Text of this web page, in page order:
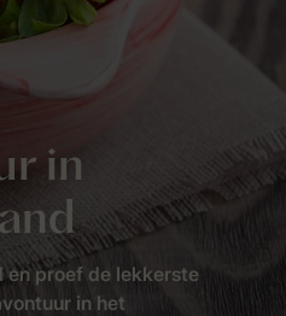
in
en proef de lekkerste
in het